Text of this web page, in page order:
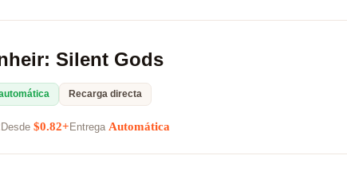
Silent Gods
Recarga directa
Desde $0.82+ Entrega Automática